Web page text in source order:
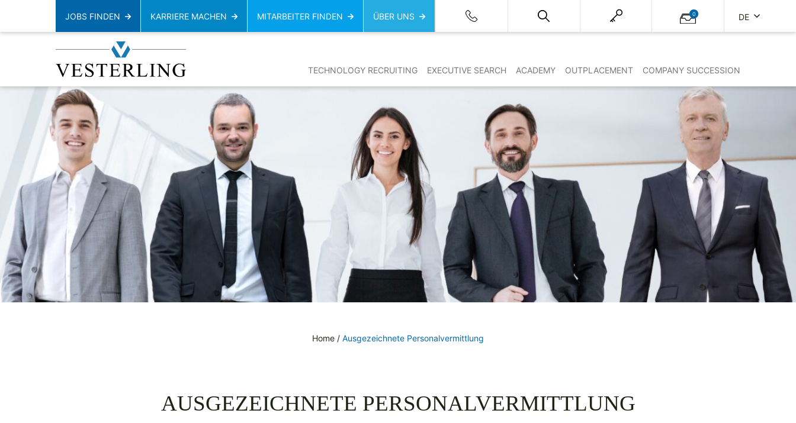
JOBS FINDEN KARRIERE MACHEN MITARBEITER FINDEN ÜBER UNS 0 DE
TECHNOLOGY RECRUITING EXECUTIVE SEARCH ACADEMY OUTPLACEMENT COMPANY SUCCESSION
Home / Ausgezeichnete Personalvermittlung
AUSGEZEICHNETE PERSONALVERMITTLUNG